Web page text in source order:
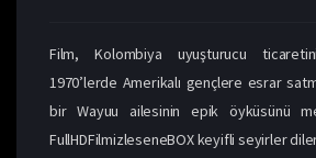
Film, Kolombiya uyuşturucu
1970’lerde Amerikalı gençlere esrar
bir Wayuu ailesinin epik öyküsünü
FullHDFilmizleseneBOX keyifli seyirler